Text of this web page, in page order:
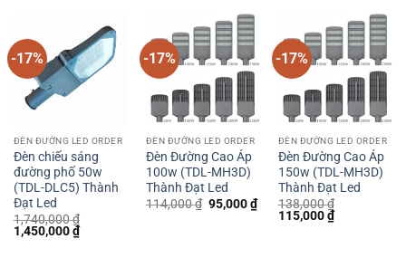
-17%
ĐÈN ĐƯỜNG LED ORDER
Đèn chiếu sáng
đường phố 50w
(TDL-DLC5) Thành
Đạt Led
1,740,000₫
Giá
gốc
1,450,000₫Giá
hiện
-17%
ĐÈN ĐƯỜNG LED ORDER
Đèn Đường Cao Áp
100w (TDL-MH3D)
Thành Đạt Led
114,000₫ Giá
gốc
95,000₫Giá
hiện
-17%
ĐÈN ĐƯỜNG LED ORDER
Đèn Đường Cao Áp
150w (TDL-MH3D)
Thành Đạt Led
138,000₫
Giá
115,000₫Giá
hiện